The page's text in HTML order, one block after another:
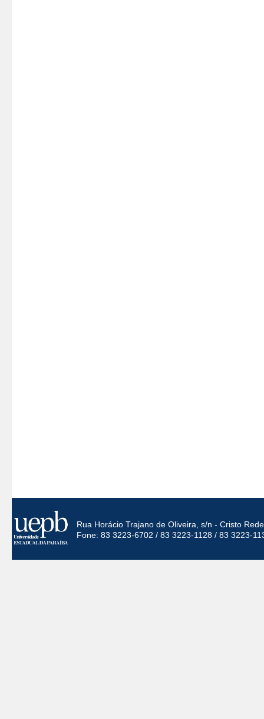
Rua Horácio Trajano de Oliveira, s/n - Cristo
Fone: 83 3223-6702 / 83 3223-1128 / 83 3223-